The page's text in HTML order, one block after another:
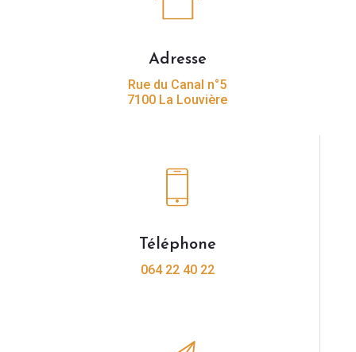
Adresse
Rue du Canal n°5
7100 La Louvière
Téléphone
064 22 40 22